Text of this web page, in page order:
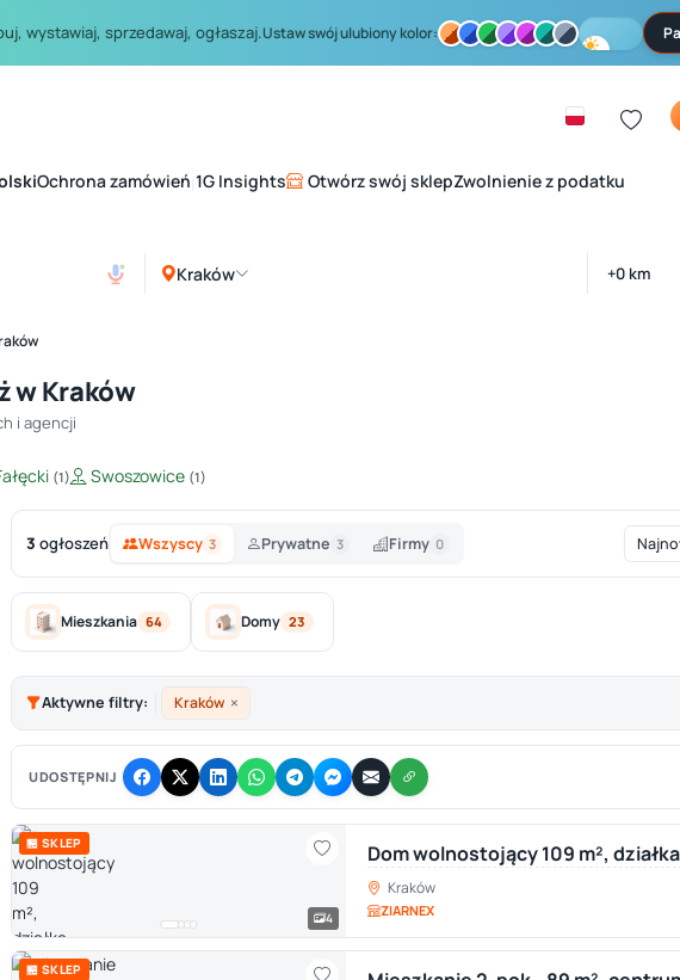
wystawiaj, sprzedawaj, ogłaszaj.Ustaw swój ulubiony kolor:
Ochrona zamówień 1G Insights Otwórz swój sklepZwolnienie z podatku
Kraków
w Kraków
i agencji
(1) Swoszowice (1)
3 ogłoszeń Wszyscy 3 Prywatne 3 Firmy 0
Mieszkania 64 Domy 23
Aktywne filtry: Kraków ×
UDOSTĘPNIJ
🏪 SKLEP
4
Dom wolnostojący 109 m²,
Kraków
ZIARNEX
🏪 SKLEP